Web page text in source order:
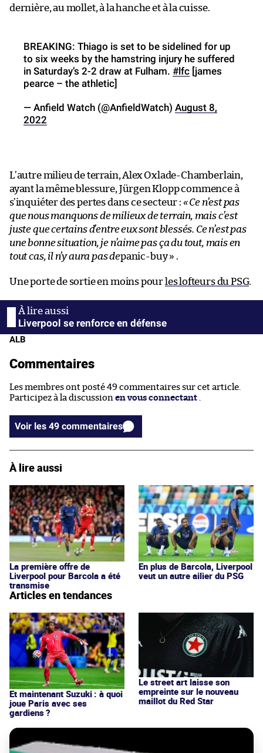
dernière, au mollet, à la hanche et à la cuisse.
BREAKING: Thiago is set to be sidelined for up
to six weeks by the hamstring injury he suffered
in Saturday’s 2-2 draw at Fulham. #lfc [james
pearce – the athletic]
— Anfield Watch (@AnfieldWatch) August 8,
2022
L’autre milieu de terrain, Alex Oxlade-Chamberlain,
ayant la même blessure, Jürgen Klopp commence à
s’inquiéter des pertes dans ce secteur : « Ce n’est pas
que nous manquons de milieux de terrain, mais c’est
juste que certains d’entre eux sont blessés. Ce n’est pas
une bonne situation, je n’aime pas ça du tout, mais en
tout cas, il n’y aura pas depanic-buy » .
Une porte de sortie en moins pour les lofteurs du PSG.
Liverpool se renforce en défense
ALB
Commentaires
Les membres ont posté 49 commentaires sur cet article.
Participez à la discussion en vous connectant
Voir les 49 commentaires
À lire aussi
La première offre de
Liverpool pour Barcola a été
transmise
En plus de Barcola, Liverpool
veut un autre ailier du PSG
Articles en tendances
Et maintenant Suzuki : à quoi
joue Paris avec ses
gardiens ?
Le street art laisse son
empreinte sur le nouveau
maillot du Red Star